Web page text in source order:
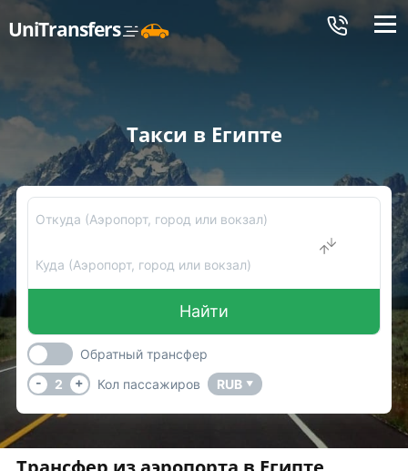
UniTransfers Меню
Такси в Египте
Откуда (Аэропорт, город или вокзал)
Куда (Аэропорт, город или вокзал)
Найти
Обратный трансфер
-
2 + Кол пассажиров RUB ▼